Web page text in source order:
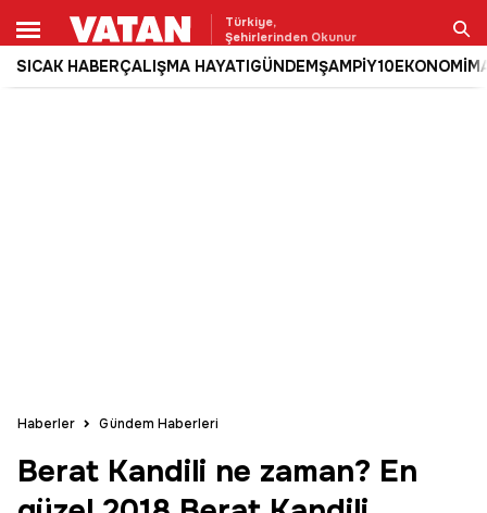
Türkiye,
Şehirlerinden Okunur
SICAK HABERÇALIŞMA HAYATIGÜNDEMŞAMPİY10EKONOMİ
Ara
Haberler Gündem Haberleri
Berat Kandili ne zaman? En